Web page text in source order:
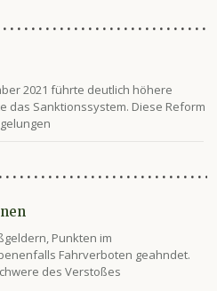
2021 führte deutlich höhere
das Sanktionssystem. Diese Reform
Punkten im
Fahrverboten geahndet.
des Verstoßes